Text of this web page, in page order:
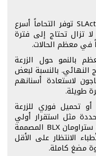
صحيح أن ستراومان مع تقنية SLActive توفر التحاماً أسرع
تزال تحتاج إلى فترة
بالنمو حول الزرعة
النهائي. بالنسبة لبعض
لاستعادة أسنانهم
طويلة.
أو تحميل فوري للزرعة
مثل استقرار أولي
ممتاز وعظم بجودة جيدة. حتى مع ستراومان BLX المصممة
الانتظار على الأقل
مضغ كاملة.